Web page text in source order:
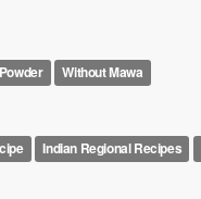
Without Mawa
Indian Regional Recipes